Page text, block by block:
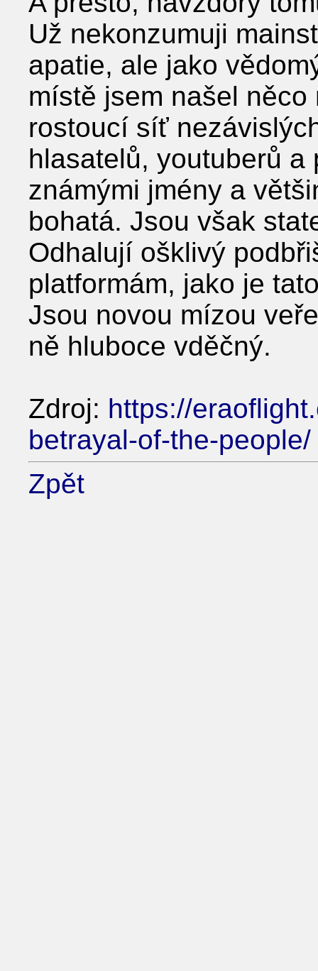
Už nekonzumuji
apatie, ale jako
místě jsem našel
rostoucí síť
hlasatelů, youtuberů a
známými jmény a
bohatá. Jsou však
Odhalují ošklivý
platformám, jako je
Jsou novou mízou
ně hluboce vděčný.
Zdroj: https://
betrayal-of-the-people/
Zpět